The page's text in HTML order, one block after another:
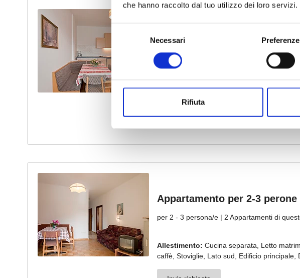
che hanno raccolto dal tuo utilizzo dei loro servizi.
consenso
Necessari Preferenze
Rifiuta